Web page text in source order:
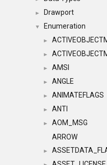
► Drawport
▼ Enumeration
►
►
► AMSI
► ANGLE
► ANIMATEFLAGS
► ANTI
►
AOM_MSG
ARROW
►